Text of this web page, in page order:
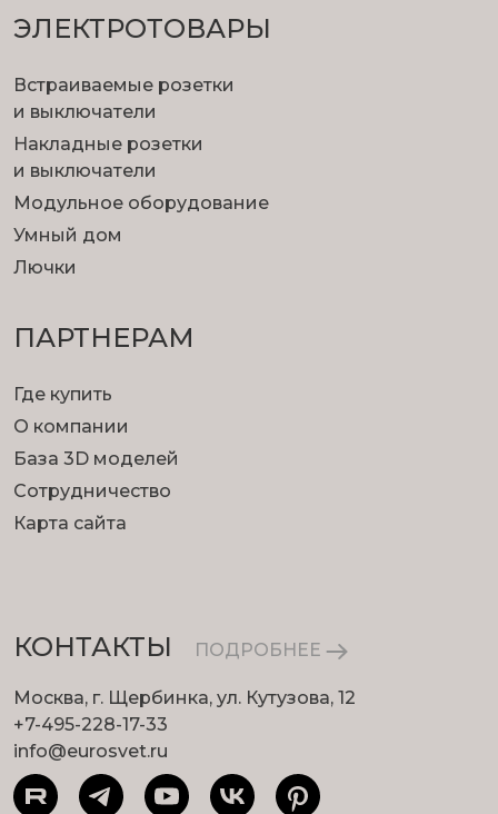
ЭЛЕКТРОТОВАРЫ
Встраиваемые розетки
и выключатели
Накладные розетки
и выключатели
Модульное оборудование
Умный дом
Лючки
ПАРТНЕРАМ
Где купить
О компании
База 3D моделей
Сотрудничество
Карта сайта
КОНТАКТЫ ПОДРОБНЕЕ
Москва, г. Щербинка, ул. Кутузова, 12
+7-495-228-17-33
info@eurosvet.ru